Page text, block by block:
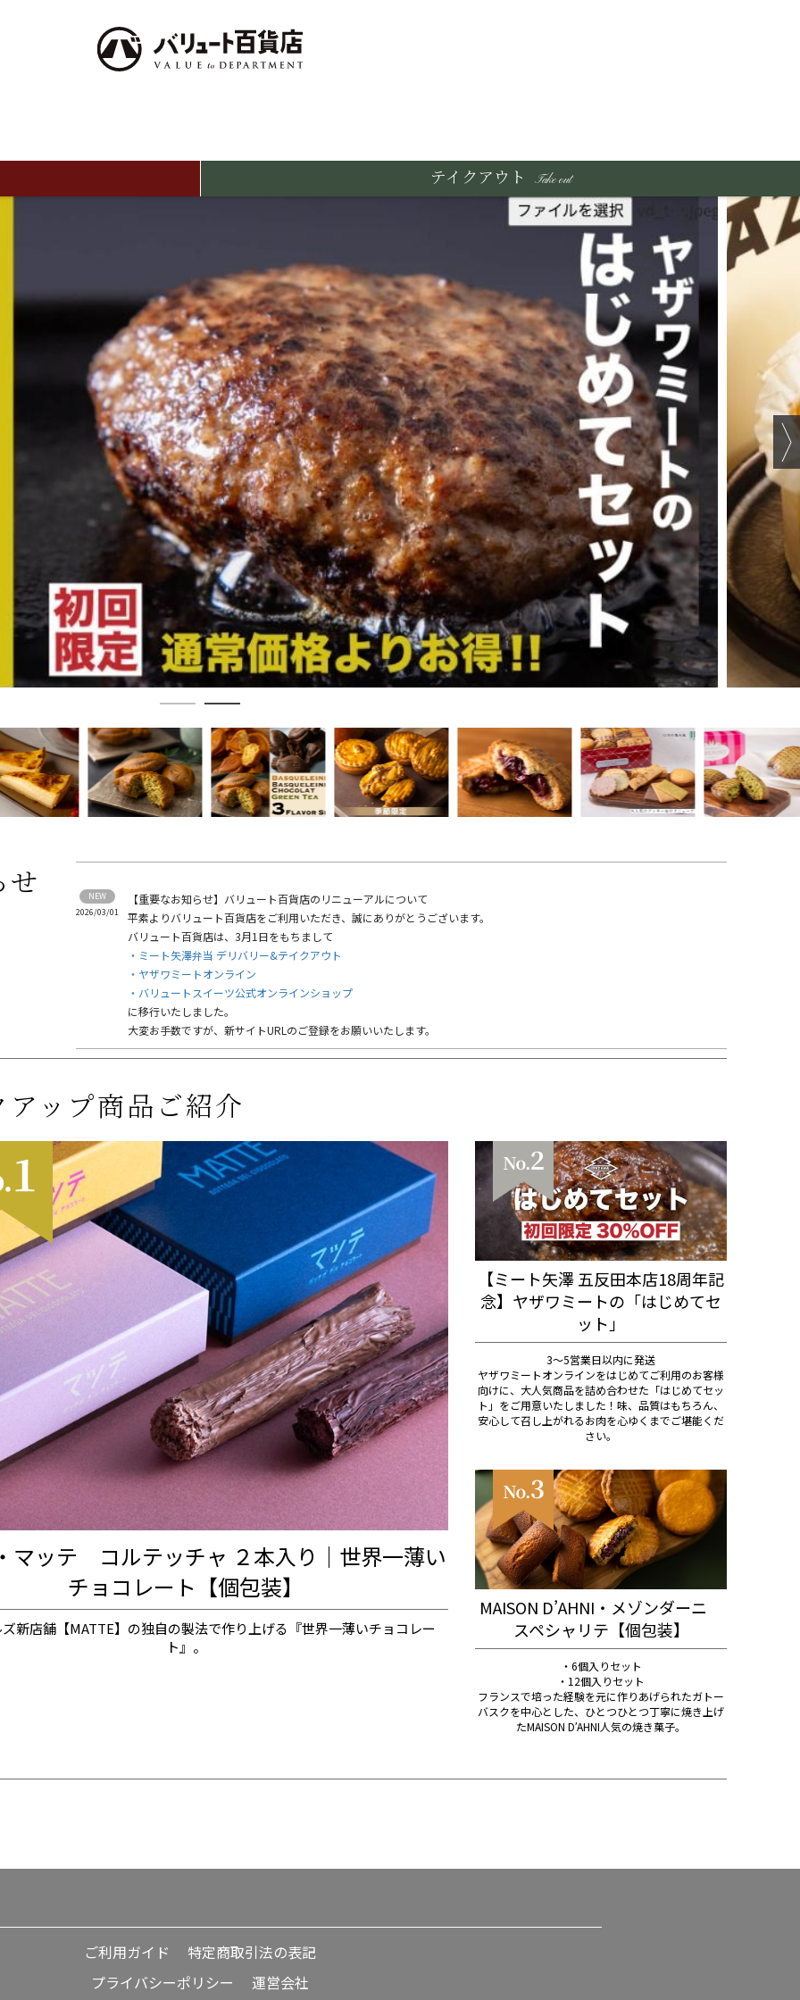
テイクアウト Take out
せ
2026/03/01
【重要なお知らせ】バリュート百貨店のリニューアルについて
平素よりバリュート百貨店をご利用いただき、誠にありがとうございます。
バリュート百貨店は、3月1日をもちまして
・ミート矢澤弁当 デリバリー&テイクアウト
・ヤザワミートオンライン
・バリュートスイーツ公式オンラインショップ
に移行いたしました。
大変お手数ですが、新サイトURLのご登録をお願いいたします。
アップ商品 ご紹介
マッテ コルテッチャ ２本入り｜世界一薄い
チョコレート【個包装】
新店舗【MATTE】の独自の製法で作り上げる『世界一薄いチョコレー
ト』。
【ミート矢澤 五反田本店18周年記
念】ヤザワミートの「はじめてセ
ット」
3～5営業日以内に発送
ヤザワミートオンラインをはじめてご利用のお客様
向けに、大人気商品を詰め合わせた「はじめてセッ
ト」をご用意いたしました！味、品質はもちろん、
安心して召し上がれるお肉を心ゆくまでご堪能くだ
さい。
MAISON D’AHNI・メゾンダーニ
スペシャリテ【個包装】
・6個入りセット
・12個入りセット
フランスで培った経験を元に作りあげられたガトー
バスクを中心とした、ひとつひとつ丁寧に焼き上げ
たMAISON DʼAHNI人気の焼き菓子。
ご利用ガイド
特定商取引法の表記
プライバシーポリシー
運営会社